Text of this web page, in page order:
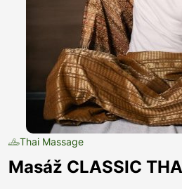
Thai Massage
Masáž CLASSIC